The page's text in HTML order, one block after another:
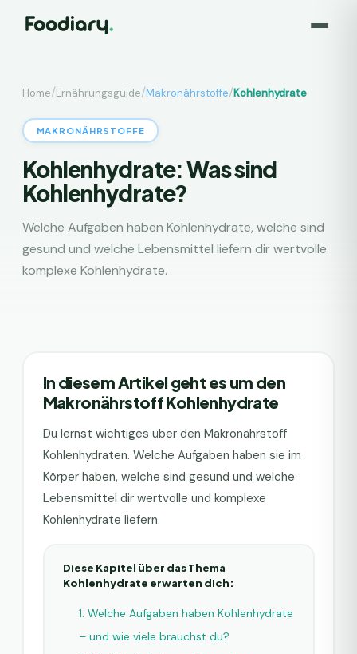
Home/Ernährungsguide/Makronährstoffe/Kohlenhydrate
MAKRONÄHRSTOFFE
Kohlenhydrate: Was sind
Kohlenhydrate?
Welche Aufgaben haben Kohlenhydrate, welche sind
gesund und welche Lebensmittel liefern dir wertvolle
komplexe Kohlenhydrate.
In diesem Artikel geht es um den
Makronährstoff Kohlenhydrate
Du lernst wichtiges über den Makronährstoff
Kohlenhydraten. Welche Aufgaben haben sie im
Körper haben, welche sind gesund und welche
Lebensmittel dir wertvolle und komplexe
Kohlenhydrate liefern.
Diese Kapitel über das Thema
Kohlenhydrate erwarten dich:
1. Welche Aufgaben haben Kohlenhydrate
– und wie viele brauchst du?